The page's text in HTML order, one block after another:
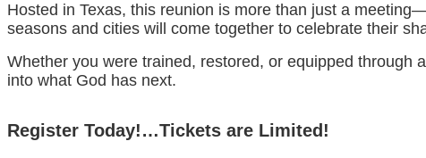
Hosted in Texas, this reunion is more than just a
seasons and cities will come together to celebrate their
Whether you were trained, restored, or equipped through
into what God has next.
Register Today!…Tickets are Limited!